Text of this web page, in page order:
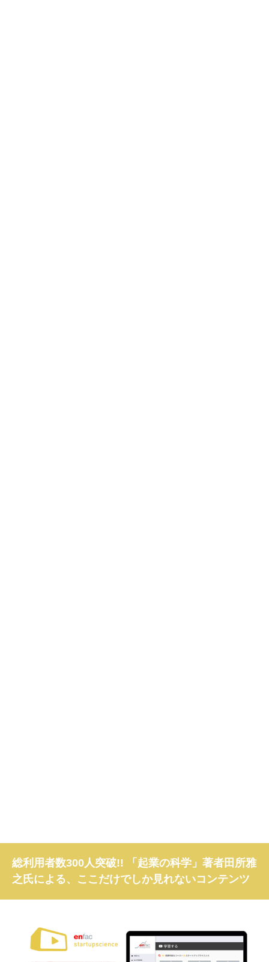
総利用者数300人突破!! 「起業の科学」著者田所雅
之氏による、ここだけでしか見れないコンテンツ